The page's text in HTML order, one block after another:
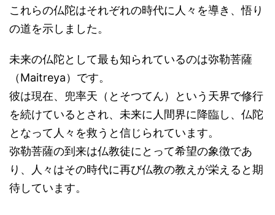
これらの仏陀はそれぞれの時代に人々を導き、悟り
の道を示しました。
未来の仏陀として最も知られているのは弥勒菩薩
（Maitreya）です。
彼は現在、兜率天（とそつてん）という天界で修行
を続けているとされ、未来に人間界に降臨し、仏陀
となって人々を救うと信じられています。
弥勒菩薩の到来は仏教徒にとって希望の象徴であ
り、人々はその時代に再び仏教の教えが栄えると期
待しています。